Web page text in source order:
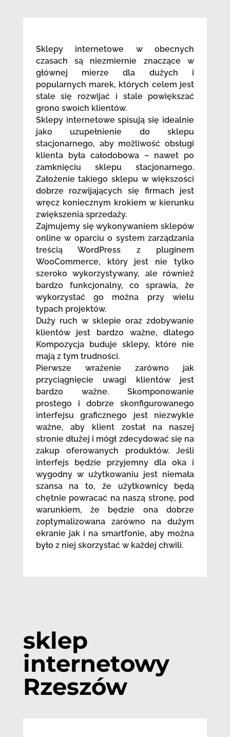
Sklepy internetowe w obecnych
czasach są niezmiernie znaczące w
głównej mierze dla dużych i
popularnych marek, których celem jest
stale się rozwijać i stale powiększać
grono swoich klientów.
Sklepy internetowe spisują się idealnie
jako uzupełnienie do sklepu
stacjonarnego, aby możliwość obsługi
klienta była całodobowa – nawet po
zamknięciu sklepu stacjonarnego.
Założenie takiego sklepu w większości
dobrze rozwijających się firmach jest
wręcz koniecznym krokiem w kierunku
zwiększenia sprzedaży.
Zajmujemy się wykonywaniem sklepów
online w oparciu o system zarządzania
treścią WordPress z pluginem
WooCommerce, który jest nie tylko
szeroko wykorzystywany, ale również
bardzo funkcjonalny, co sprawia, że
wykorzystać go można przy wielu
typach projektów.
Duży ruch w sklepie oraz zdobywanie
klientów jest bardzo ważne, dlatego
Kompozycja buduje sklepy, które nie
mają z tym trudności.
Pierwsze wrażenie zarówno jak
przyciągnięcie uwagi klientów jest
bardzo ważne. Skomponowanie
prostego i dobrze skonfigurowanego
interfejsu graficznego jest niezwykle
ważne, aby klient został na naszej
stronie dłużej i mógł zdecydować się na
zakup oferowanych produktów. Jeśli
interfejs będzie przyjemny dla oka i
wygodny w użytkowaniu jest niemała
szansa na to, że użytkownicy będą
chętnie powracać na naszą stronę, pod
warunkiem, że będzie ona dobrze
zoptymalizowana zarówno na dużym
ekranie jak i na smartfonie, aby można
było z niej skorzystać w każdej chwili.
sklep
internetowy
Rzeszów